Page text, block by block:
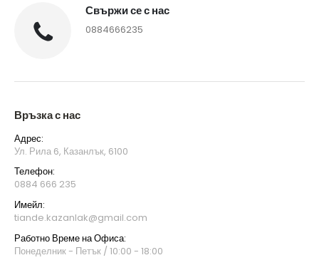
Свържи се с нас
0884666235
Връзка с нас
Адрес:
Ул. Рила 6, Казанлък, 6100
Телефон:
0884 666 235
Имейл:
tiande.kazanlak@gmail.com
Работно Време на Офиса:
Понеделник - Петък / 10:00 - 18:00